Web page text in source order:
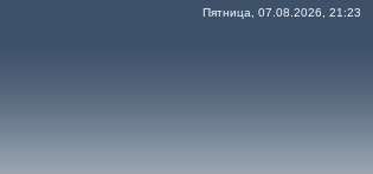
Пятница, 07.08.2026, 21:23